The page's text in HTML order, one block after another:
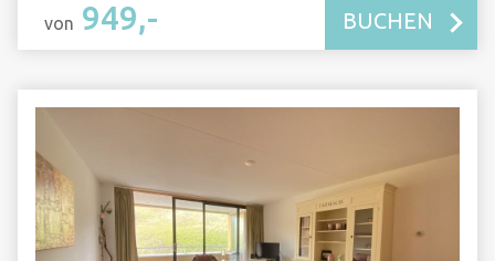
von 949,- BUCHEN